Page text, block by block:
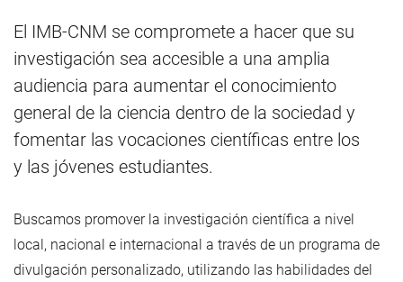
El IMB-CNM se compromete a hacer que su
investigación sea accesible a una amplia
audiencia para aumentar el conocimiento
general de la ciencia dentro de la sociedad y
fomentar las vocaciones científicas entre los
y las jóvenes estudiantes.
Buscamos promover la investigación científica a nivel
local, nacional e internacional a través de un programa de
divulgación personalizado, utilizando las habilidades del